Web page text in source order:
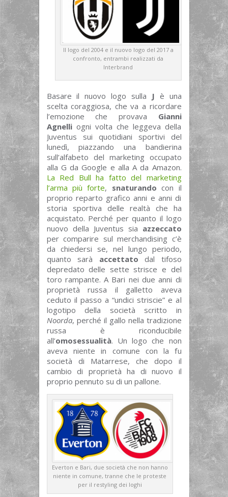
Il logo del 2004 e il nuovo logo del 2017 a
confronto, entrambi realizzati da
Interbrand
Basare il nuovo logo sulla J è una
scelta coraggiosa, che va a ricordare
l’emozione che provava Gianni
Agnelliogni volta che leggeva della
Juventus sui quotidiani sportivi del
lunedì, piazzando una bandierina
sull’alfabeto del marketing occupato
alla G da Google e alla A da Amazon.
La Red Bull ha fatto del marketing
l’arma più forte, snaturando con il
proprio reparto grafico anni e anni di
storia sportiva delle realtà che ha
acquistato. Perché per quanto il logo
nuovo della Juventus sia azzeccato
per comparire sul merchandising c’è
da chiedersi se, nel lungo periodo,
quanto sarà accettato dal tifoso
depredato delle sette strisce e del
toro rampante. A Bari nei due anni di
proprietà russa il galletto aveva
ceduto il passo a “undici striscie” e al
logotipo della società scritto in
Noorda, perché il gallo nella tradizione
russa è riconducibile
all’omosessualità. Un logo che non
aveva niente in comune con la fu
società di Matarrese, che dopo il
cambio di proprietà ha di nuovo il
proprio pennuto su di un pallone.
Everton e Bari, due società che non hanno
niente in comune, tranne che le proteste
per il restyling dei loghi